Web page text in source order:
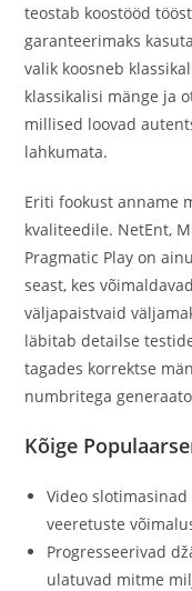
teostab koostööd
garanteerimaks
valik koosneb
klassikalisi mänge ja
millised loovad
lahkumata.
Eriti fookust anname
kvaliteedile. NetEnt,
Pragmatic Play on
seast, kes
väljapaistvaid
läbitab detailse
tagades korrektse
numbritega
Kõige
Video
veeretuste
Progresseerivad
ulatuvad mitme